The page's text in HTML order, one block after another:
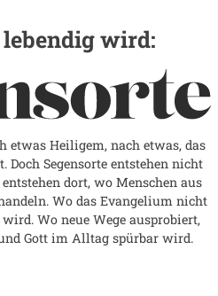
lebendig wird:
etwas Heiligem, nach etwas, das
Segensorte entstehen nicht
dort, wo Menschen aus
Wo das Evangelium nicht
Wo neue Wege ausprobiert,
Gott im Alltag spürbar wird.